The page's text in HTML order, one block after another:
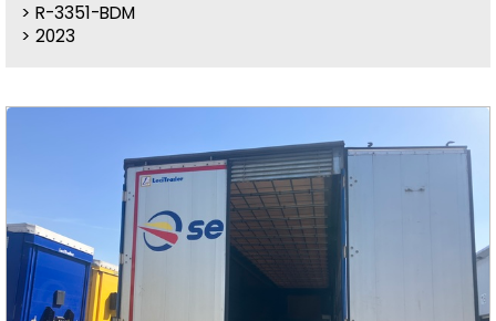
R-3351-BDM
2023